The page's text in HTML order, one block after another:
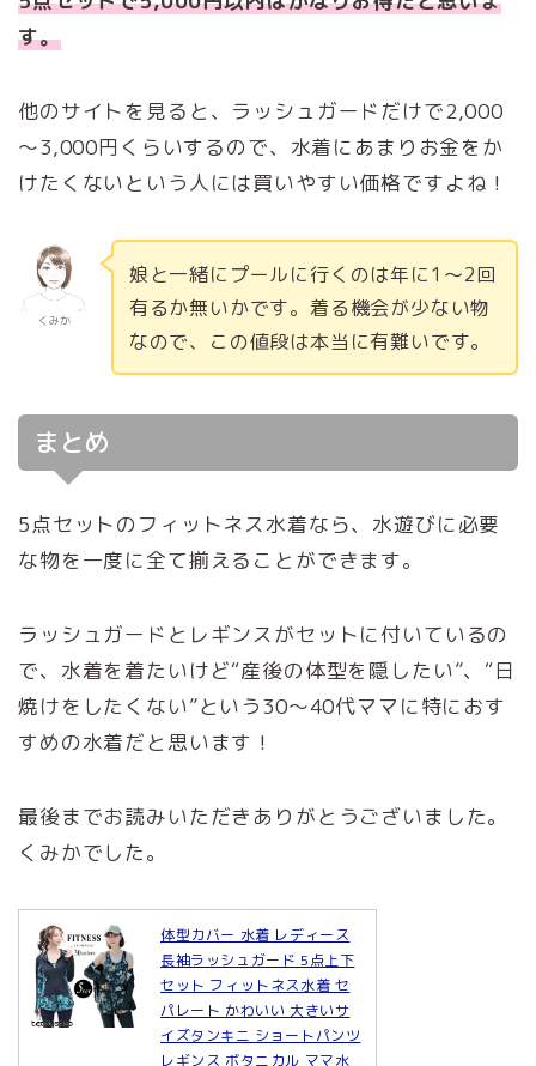
す。
他のサイトを見ると、ラッシュガードだけで2,000
～3,000円くらいするので、水着にあまりお金をか
けたくないという人には買いやすい価格ですよね！
くみか
娘と一緒にプールに行くのは年に1～2回
有るか無いかです。着る機会が少ない物
なので、この値段は本当に有難いです。
まとめ
5点セットのフィットネス水着なら、水遊びに必要
な物を一度に全て揃えることができます。
ラッシュガードとレギンスがセットに付いているの
で、水着を着たいけど“産後の体型を隠したい”、“日
焼けをしたくない”という30～40代ママに特におす
すめの水着だと思います！
最後までお読みいただきありがとうございました。
くみかでした。
体型カバー 水着 レディース
長袖ラッシュガード 5点上下
セット フィットネス水着 セ
パレート かわいい 大きいサ
イズタンキニ ショートパンツ
レギンス ボタニカル ママ水